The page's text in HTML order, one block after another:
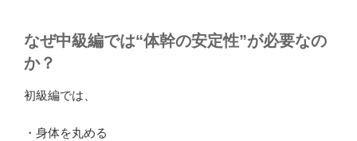
なぜ中級編では“体幹の安定性”が必要なの
か？
初級編では、
・身体を丸める